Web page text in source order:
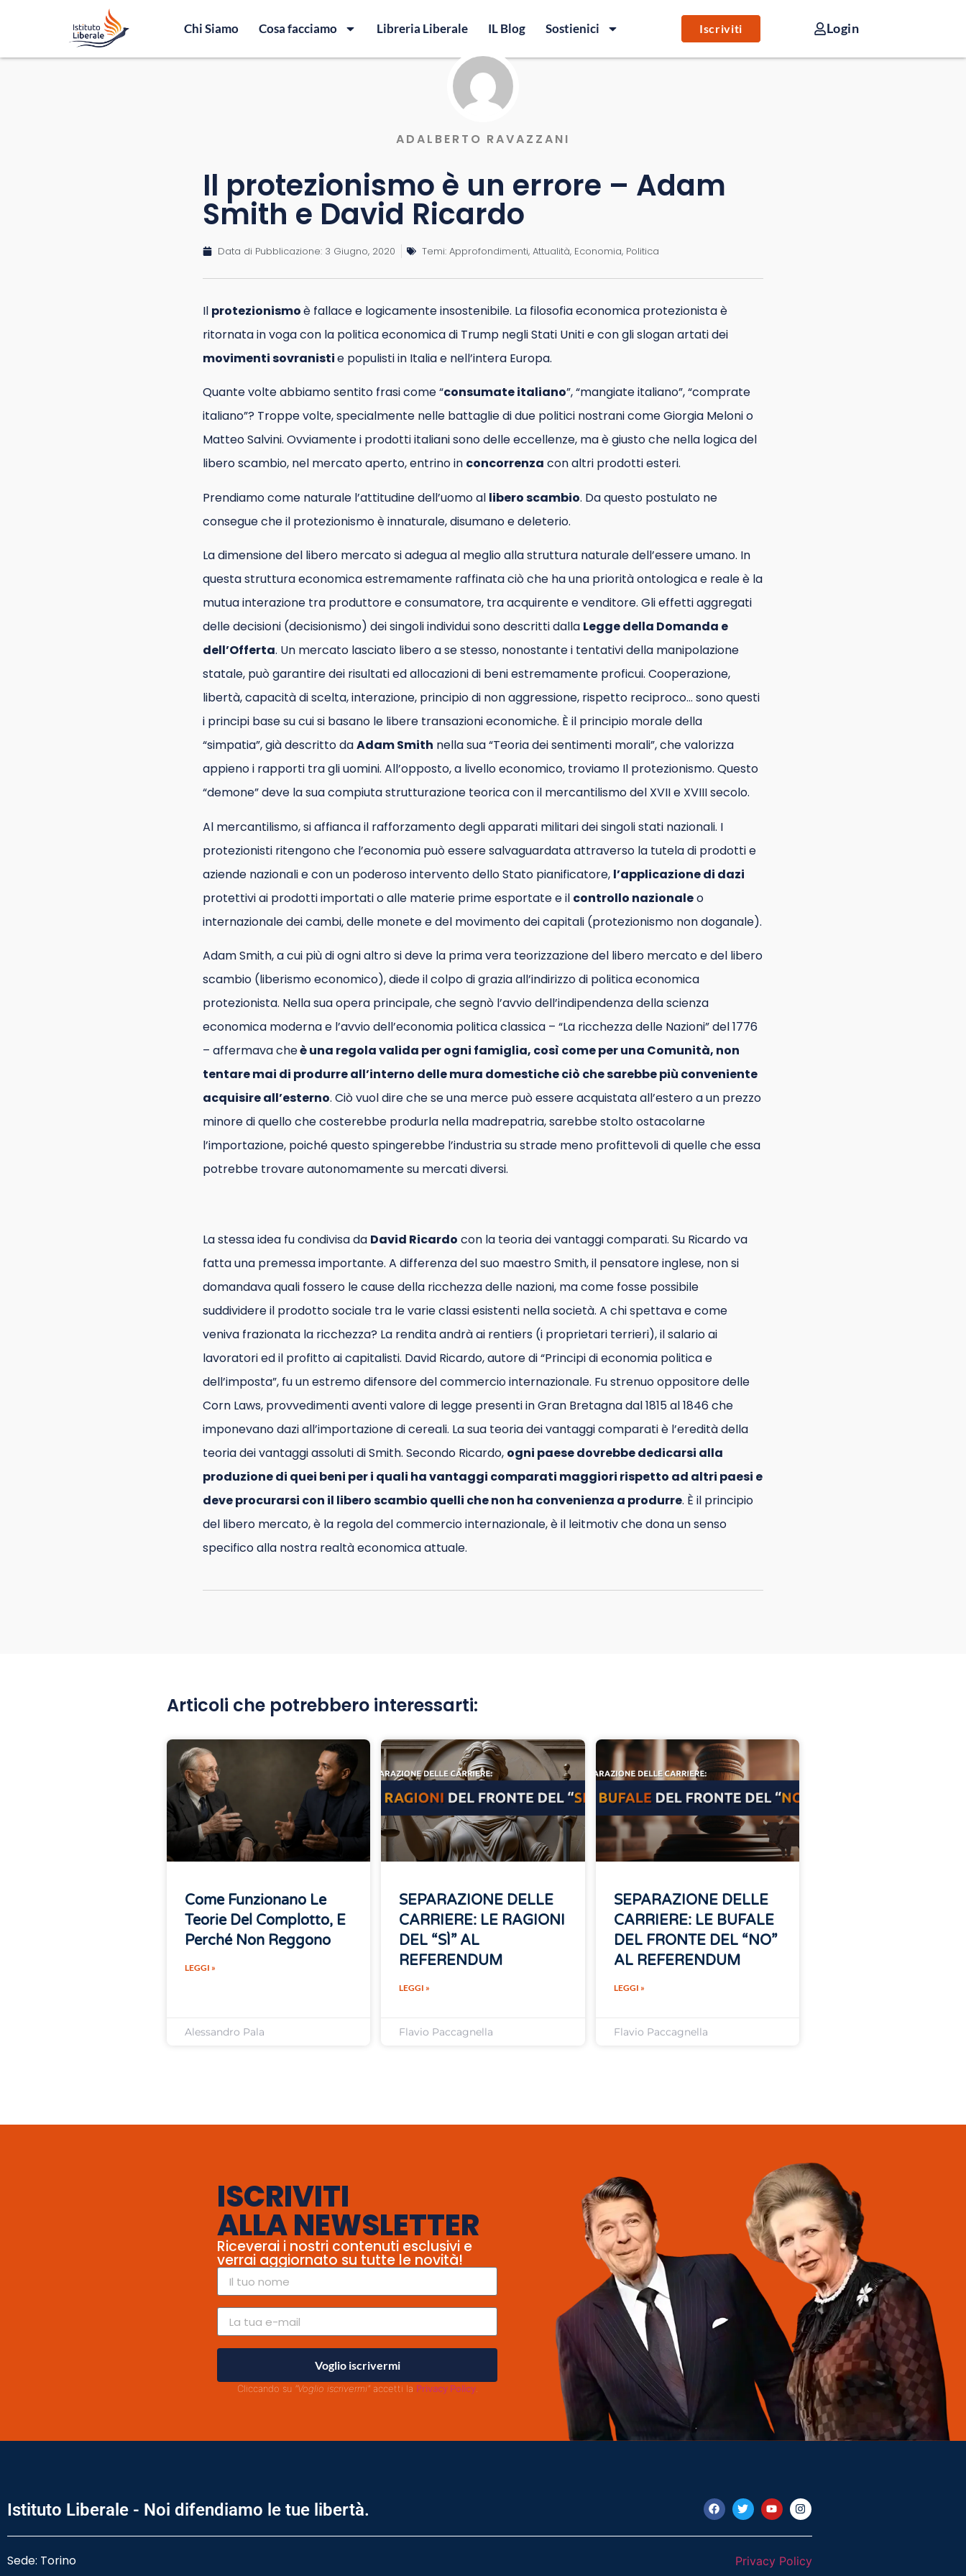
Chi Siamo Cosa facciamo Libreria Liberale IL Blog Sostienici Iscriviti Login
ADALBERTO RAVAZZANI
Il protezionismo è un errore – Adam
Smith e David Ricardo
Data di Pubblicazione: 3 Giugno, 2020 Temi: Approfondimenti, Attualità, Economia, Politica
Il protezionismoè fallace e logicamente insostenibile. La filosofia economica protezionista è
ritornata in voga con la politica economica di Trump negli Stati Uniti e con gli slogan artati dei
movimenti sovranistie populisti in Italia e nell’intera Europa.
Quante volte abbiamo sentito frasi come “consumate italiano”, “mangiate italiano”, “comprate
italiano”? Troppe volte, specialmente nelle battaglie di due politici nostrani come Giorgia Meloni o
Matteo Salvini. Ovviamente i prodotti italiani sono delle eccellenze, ma è giusto che nella logica del
libero scambio, nel mercato aperto, entrino in concorrenza con altri prodotti esteri.
Prendiamo come naturale l’attitudine dell’uomo al libero scambio. Da questo postulato ne
consegue che il protezionismo è innaturale, disumano e deleterio.
La dimensione del libero mercato si adegua al meglio alla struttura naturale dell’essere umano. In
questa struttura economica estremamente raffinata ciò che ha una priorità ontologica e reale è la
mutua interazione tra produttore e consumatore, tra acquirente e venditore. Gli effetti aggregati
delle decisioni (decisionismo) dei singoli individui sono descritti dalla Legge della Domanda e
dell’Offerta. Un mercato lasciato libero a se stesso, nonostante i tentativi della manipolazione
statale, può garantire dei risultati ed allocazioni di beni estremamente proficui. Cooperazione,
libertà, capacità di scelta, interazione, principio di non aggressione, rispetto reciproco… sono questi
i principi base su cui si basano le libere transazioni economiche. È il principio morale della
“simpatia”, già descritto daAdam Smith nella sua “Teoria dei sentimenti morali”, che valorizza
appieno i rapporti tra gli uomini. All’opposto, a livello economico, troviamo Il protezionismo. Questo
“demone” deve la sua compiuta strutturazione teorica con il mercantilismo del XVII e XVIII secolo.
Al mercantilismo, si affianca il rafforzamento degli apparati militari dei singoli stati nazionali. I
protezionisti ritengono che l’economia può essere salvaguardata attraverso la tutela di prodotti e
aziende nazionali e con un poderoso intervento dello Stato pianificatore, l’applicazione di dazi
protettivi ai prodotti importati o alle materie prime esportate e il controllo nazionaleo
internazionale dei cambi, delle monete e del movimento dei capitali (protezionismo non doganale).
Adam Smith, a cui più di ogni altro si deve la prima vera teorizzazione del libero mercato e del libero
scambio (liberismo economico), diede il colpo di grazia all’indirizzo di politica economica
protezionista. Nella sua opera principale, che segnò l’avvio dell’indipendenza della scienza
economica moderna e l’avvio dell’economia politica classica – “La ricchezza delle Nazioni” del 1776
– affermava cheè una regola valida per ogni famiglia, così come per una Comunità, non
tentare mai di produrre all’interno delle mura domestiche ciò che sarebbe più conveniente
acquisire all’esterno. Ciò vuol dire che se una merce può essere acquistata all’estero a un prezzo
minore di quello che costerebbe produrla nella madrepatria, sarebbe stolto ostacolarne
l’importazione, poiché questo spingerebbe l’industria su strade meno profittevoli di quelle che essa
potrebbe trovare autonomamente su mercati diversi.
La stessa idea fu condivisa da David Ricardo con la teoria dei vantaggi comparati. Su Ricardo va
fatta una premessa importante. A differenza del suo maestro Smith, il pensatore inglese, non si
domandava quali fossero le cause della ricchezza delle nazioni, ma come fosse possibile
suddividere il prodotto sociale tra le varie classi esistenti nella società. A chi spettava e come
veniva frazionata la ricchezza? La rendita andrà ai rentiers (i proprietari terrieri), il salario ai
lavoratori ed il profitto ai capitalisti. David Ricardo, autore di “Principi di economia politica e
dell’imposta”, fu un estremo difensore del commercio internazionale. Fu strenuo oppositore delle
Corn Laws, provvedimenti aventi valore di legge presenti in Gran Bretagna dal 1815 al 1846 che
imponevano dazi all’importazione di cereali. La sua teoria dei vantaggi comparati è l’eredità della
teoria dei vantaggi assoluti di Smith. Secondo Ricardo, ogni paese dovrebbe dedicarsi alla
produzione di quei beni per i quali ha vantaggi comparati maggiori rispetto ad altri paesi e
deve procurarsi con il libero scambio quelli che non ha convenienza a produrre. È il principio
del libero mercato, è la regola del commercio internazionale, è il leitmotiv che dona un senso
specifico alla nostra realtà economica attuale.
Articoli che potrebbero interessarti:
Come Funzionano Le
Teorie Del Complotto, E
Perché Non Reggono
LEGGI »
Alessandro Pala
SEPARAZIONE DELLE
CARRIERE: LE RAGIONI
DEL “SÌ” AL
REFERENDUM
LEGGI »
Flavio Paccagnella
SEPARAZIONE DELLE
CARRIERE: LE BUFALE
DEL FRONTE DEL “NO”
AL REFERENDUM
LEGGI »
Flavio Paccagnella
ISCRIVITI
ALLA NEWSLETTER
Riceverai i nostri contenuti esclusivi e
verrai aggiornato su tutte le novità!
Voglio iscrivermi
Cliccando su "Voglio iscrivermi"accetti la Privacy Policy.
Istituto Liberale - Noi difendiamo le tue libertà.
Sede: Torino Privacy Policy